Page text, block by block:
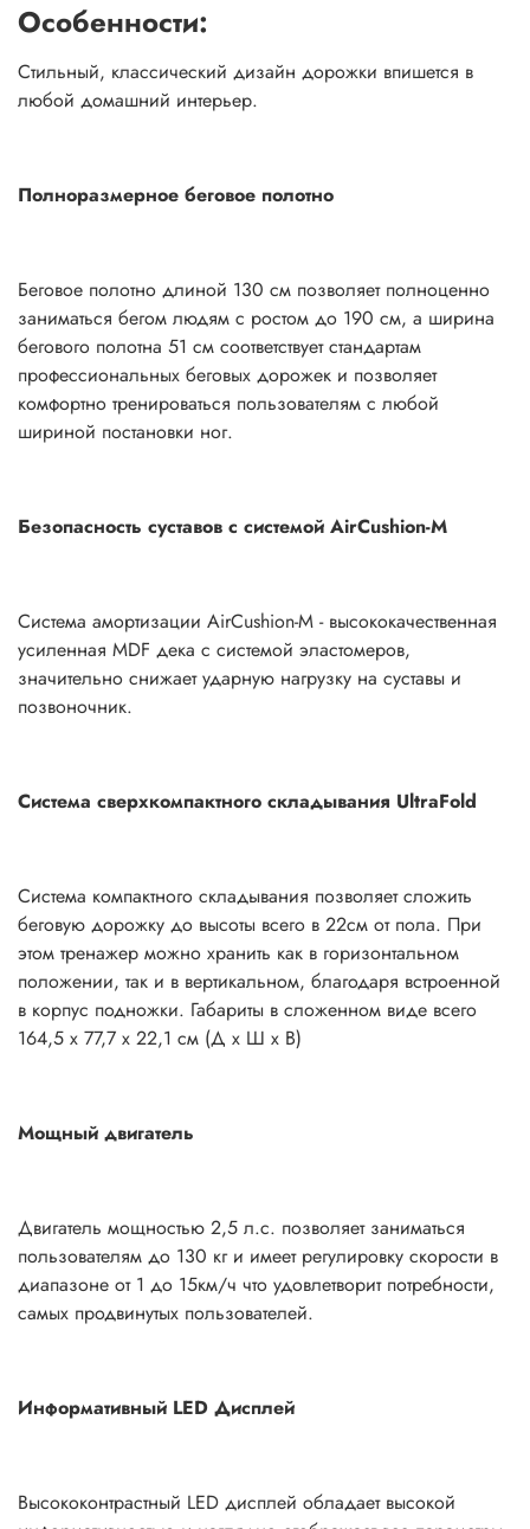
Особенности:
Стильный, классический дизайн дорожки впишется в
любой домашний интерьер.
Полноразмерное беговое полотно
Беговое полотно длиной 130 см позволяет полноценно
заниматься бегом людям с ростом до 190 см, а ширина
бегового полотна 51 см соответствует стандартам
профессиональных беговых дорожек и позволяет
комфортно тренироваться пользователям с любой
шириной постановки ног.
Безопасность суставов с системой AirCushion-M
Система амортизации AirCushion-M - высококачественная
усиленная MDF дека с системой эластомеров,
значительно снижает ударную нагрузку на суставы и
позвоночник.
Система сверхкомпактного складывания UltraFold
Система компактного складывания позволяет сложить
беговую дорожку до высоты всего в 22см от пола. При
этом тренажер можно хранить как в горизонтальном
положении, так и в вертикальном, благодаря встроенной
в корпус подножки. Габариты в сложенном виде всего
164,5 х 77,7 х 22,1 см (Д х Ш х В)
Мощный двигатель
Двигатель мощностью 2,5 л.с. позволяет заниматься
пользователям до 130 кг и имеет регулировку скорости в
диапазоне от 1 до 15км/ч что удовлетворит потребности,
самых продвинутых пользователей.
Информативный LED Дисплей
Высококонтрастный LED дисплей обладает высокой